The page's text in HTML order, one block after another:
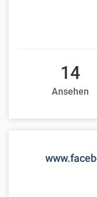
14
Ansehen